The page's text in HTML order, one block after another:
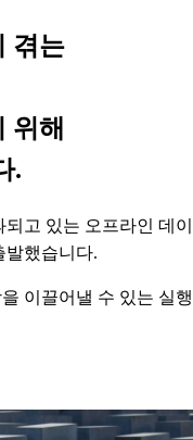
겪는
위해
.
고 있는 오프라인 데이
발했습니다.
이끌어낼 수 있는 실행